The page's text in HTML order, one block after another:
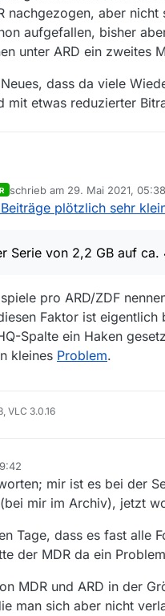
nachgezogen, aber
aufgefallen, bisher
unter ARD ein zweites
dass da viele
mit etwas reduzierter
einizige, der das
von ARD und ZDF in der
gemacht und
schrieb am 29. Mai 2021, 05:38
zuletzt editiert von
plötzlich sehr
Serie von 2,2 GB auf
pro ARD/ZDF
Faktor ist
Spalte ein Haken
kleines Problem.
VLC 3.0.16
mir ist es bei der
mir im Archiv), jetzt
Tage, dass es fast alle
der MDR da ein
MDR und ARD in der
man sich aber nicht